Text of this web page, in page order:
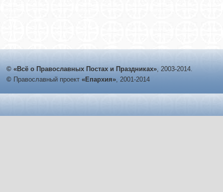
© «Всё о Православных Постах и Праздниках», 2003-2014.
© Православный проект «Епархия», 2001-2014